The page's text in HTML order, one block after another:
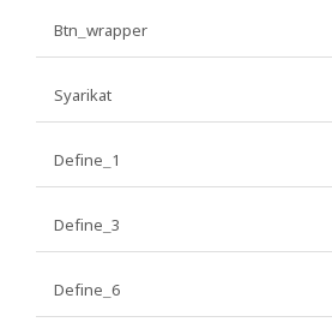
Btn_wrapper
Syarikat
Define_1
Define_3
Define_6